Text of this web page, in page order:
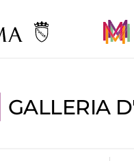
GALLERIA